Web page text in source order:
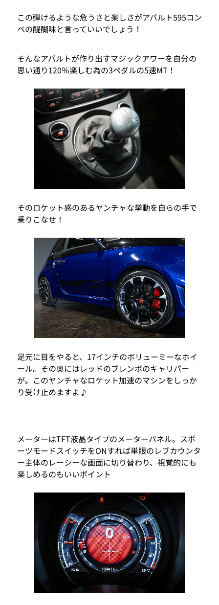
この弾けるような危うさと楽しさがアバルト595コン
ペの醍醐味と言っていいでしょう！
そんなアバルトが作り出すマジックアワーを自分の
思い通り120％楽しむ為の3ペダルの5速MT！
そのロケット感のあるヤンチャな挙動を自らの手で
乗りこなせ！
足元に目をやると、17インチのボリューミーなホイ
ール。その奥にはレッドのブレンボのキャリパー
が。このヤンチャなロケット加速のマシンをしっか
り受け止めますよ♪
メーターはTFT液晶タイプのメーターパネル。スポ
ーツモードスイッチをONすれば単眼のレブカウンタ
ー主体のレーシーな画面に切り替わり、視覚的にも
楽しめるのもいいポイント